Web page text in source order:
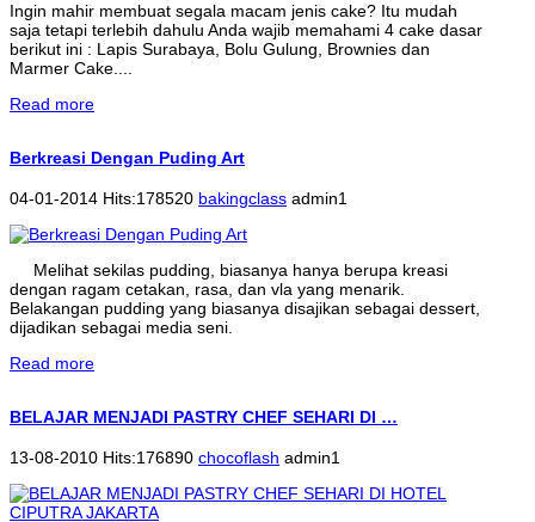
Ingin mahir membuat segala macam jenis cake? Itu mudah
saja tetapi terlebih dahulu Anda wajib memahami 4 cake dasar
berikut ini : Lapis Surabaya, Bolu Gulung, Brownies dan
Marmer Cake....
Read more
Berkreasi Dengan Puding Art
04-01-2014 Hits:178520 bakingclass admin1
Melihat sekilas pudding, biasanya hanya berupa kreasi
dengan ragam cetakan, rasa, dan vla yang menarik.
Belakangan pudding yang biasanya disajikan sebagai dessert,
dijadikan sebagai media seni.
Read more
BELAJAR MENJADI PASTRY CHEF SEHARI DI …
13-08-2010 Hits:176890 chocoflash admin1